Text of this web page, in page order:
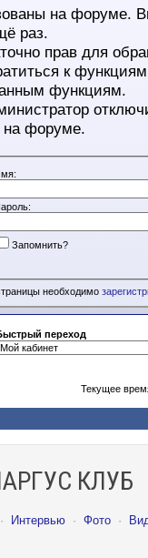
на форуме.
раз.
прав для
к
функциям.
на форуме.
Запомнить?
необходимо
переход
Текущее
КЛУБ
· Интервью · Фото ·